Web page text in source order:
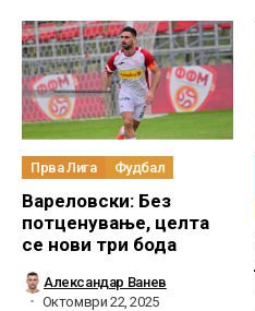
Прва Лига Фудбал
Вареловски: Без
потценување, целта
се нови три бода
Александар Ванев
Октомври 22, 2025